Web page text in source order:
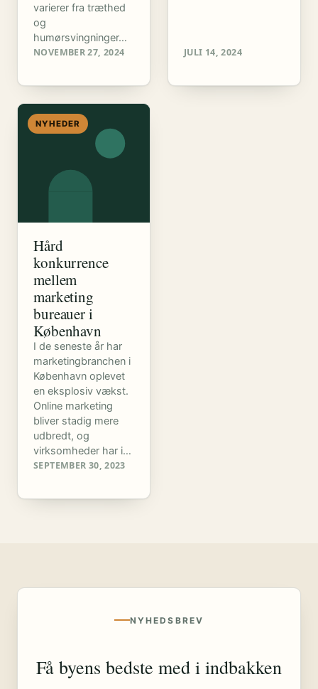
varierer fra træthed
og
humørsvingninger…
NOVEMBER 27, 2024 JULI 14, 2024
NYHEDER
Hård
konkurrence
mellem
marketing
bureauer i
København
I de seneste år har
marketingbranchen i
København oplevet
en eksplosiv vækst.
Online marketing
bliver stadig mere
udbredt, og
virksomheder har i…
SEPTEMBER 30, 2023
NYHEDSBREV
Få byens bedste med i indbakken